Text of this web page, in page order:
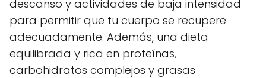
descanso y actividades de baja intensidad
para permitir que tu cuerpo se recupere
adecuadamente. Además, una dieta
equilibrada y rica en proteínas,
carbohidratos complejos y grasas